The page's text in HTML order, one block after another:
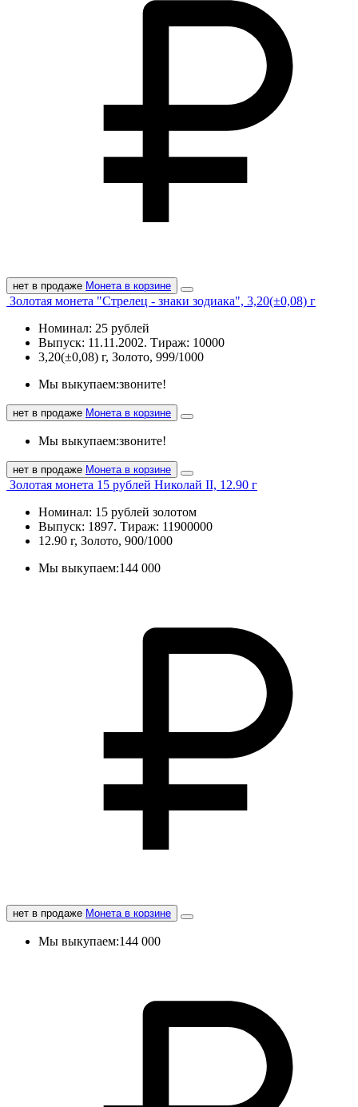
нет в продаже Монета в корзине
Золотая монета "Cтрелец - знаки зодиака", 3,20(±0,08) г
Номинал: 25 рублей
Выпуск: 11.11.2002. Тираж: 10000
3,20(±0,08) г, Золото, 999/1000
Мы выкупаем:звоните!
нет в продаже Монета в корзине
Мы выкупаем:звоните!
нет в продаже Монета в корзине
Золотая монета 15 рублей Николай II, 12.90 г
Номинал: 15 рублей золотом
Выпуск: 1897. Тираж: 11900000
12.90 г, Золото, 900/1000
Мы выкупаем:144 000
нет в продаже Монета в корзине
Мы выкупаем:144 000